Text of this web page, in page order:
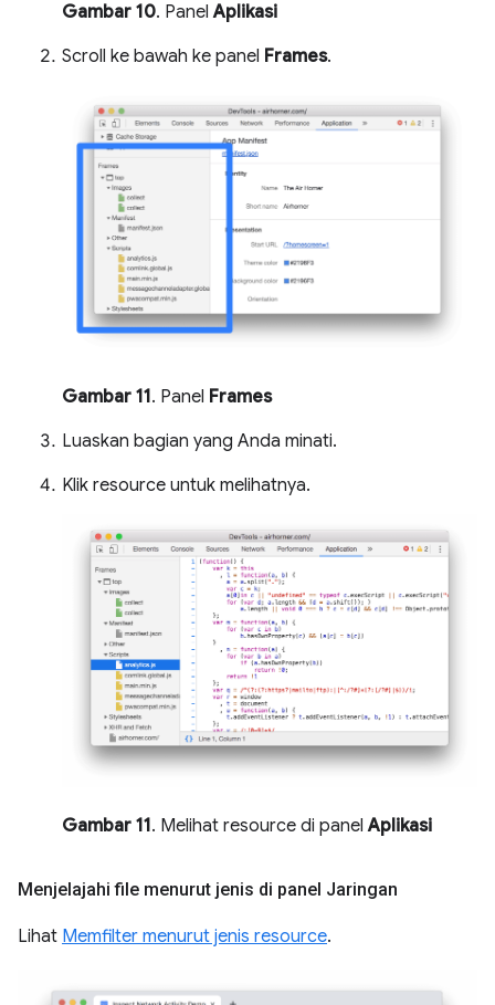
Gambar 10. PanelAplikasi
Scroll ke bawah ke panel Frames.
Gambar 11. Panel Frames
Luaskan bagian yang Anda minati.
Klik resource untuk melihatnya.
Gambar 11. Melihat resource di panelAplikasi
Menjelajahi file menurut jenis di panel Jaringan
Lihat Memfilter menurut jenis resource.